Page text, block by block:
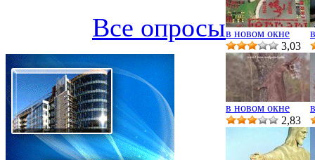
Все опросыв новом окне
3,03
в новом окне
2,83